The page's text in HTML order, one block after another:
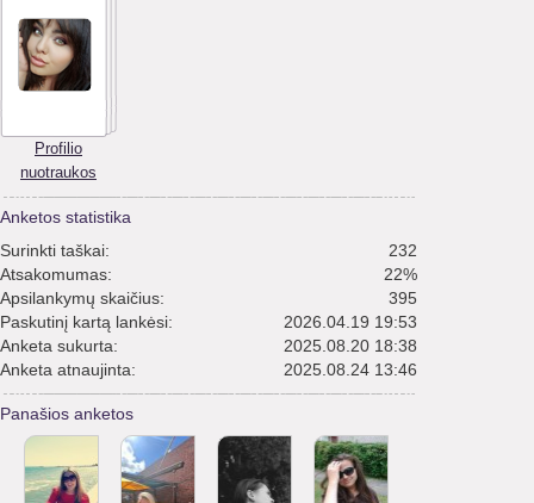
Profilio
nuotraukos
Anketos statistika
Surinkti taškai:
232
Atsakomumas:
22%
Apsilankymų skaičius:
395
Paskutinį kartą lankėsi:
2026.04.19 19:53
Anketa sukurta:
2025.08.20 18:38
Anketa atnaujinta:
2025.08.24 13:46
Panašios anketos